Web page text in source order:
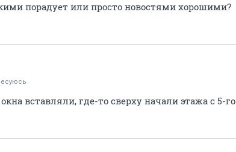
порадует или просто новостями хорошими?
вставляли, где-то сверху начали этажа с 5-го